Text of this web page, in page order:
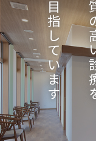
抜歯矯正・非
を更新しまし
2026.02.19
歯がないこ
て、ブログ
質の
目指しています